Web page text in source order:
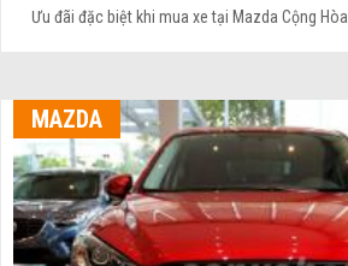
Ưu đãi đặc biệt khi mua xe tại Mazda Cộng Hòa
MAZDA